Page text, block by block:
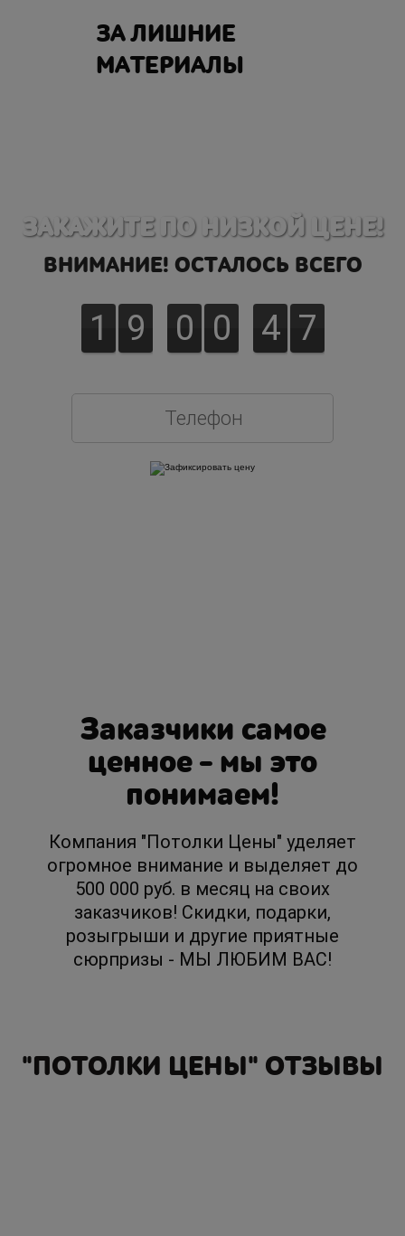
ЗА ЛИШНИЕ
МАТЕРИАЛЫ
ЗАКАЖИТЕ ПО НИЗКОЙ ЦЕНЕ!
ВНИМАНИЕ! ОСТАЛОСЬ ВСЕГО
1 9 0 0 4 6
Заказчики самое
ценное - мы это
понимаем!
Компания "Потолки Цены" уделяет
огромное внимание и выделяет до
500 000 руб. в месяц на своих
заказчиков! Скидки, подарки,
розыгрыши и другие приятные
сюрпризы - МЫ ЛЮБИМ ВАС!
"ПОТОЛКИ ЦЕНЫ" ОТЗЫВЫ